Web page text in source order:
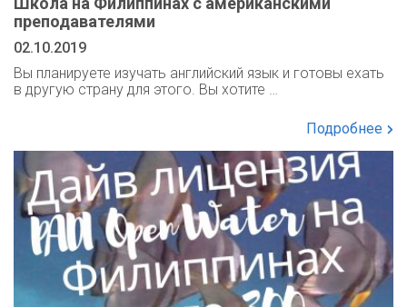
преподавателями
02.10.2019
Вы планируете изучать английский язык и готовы ехать
в другую страну для этого. Вы хотите …
Подробнее